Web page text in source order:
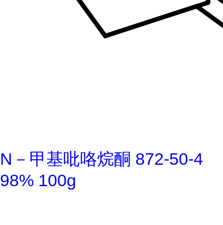
N－甲基吡咯烷酮 872-50-4
98% 100g